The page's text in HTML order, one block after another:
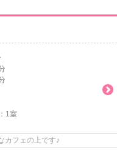
1室
カフェの上です♪